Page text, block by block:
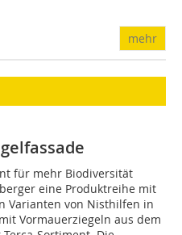
mehr
für mehr Biodiversität
eine Produktreihe mit
Varianten von Nisthilfen in
Vormauerziegeln aus dem